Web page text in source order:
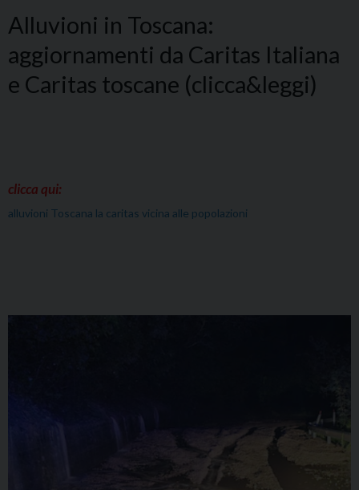
Alluvioni in Toscana:
aggiornamenti da Caritas Italiana
e Caritas toscane (clicca&leggi)
clicca qui:
alluvioni Toscana la caritas vicina alle popolazioni